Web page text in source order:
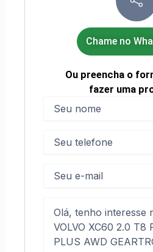
Chame no
Ou preencha o
fazer uma
mail